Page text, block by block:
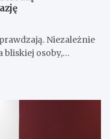
Niezależnie
bliskiej osoby,…